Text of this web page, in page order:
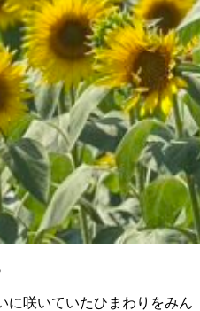
に咲いていたひまわりをみん